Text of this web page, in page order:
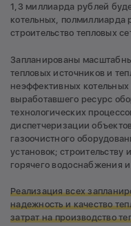
1,3 миллиарда рублей
котельных,
строительство тепловых
Запланированы
тепловых источников и
неэффективных
выработавшего ресурс
технологических
диспетчеризации
газоочистного
установок; строительству
горячего водоснабжения
Реализация всех
надежность и качество
затрат на производство